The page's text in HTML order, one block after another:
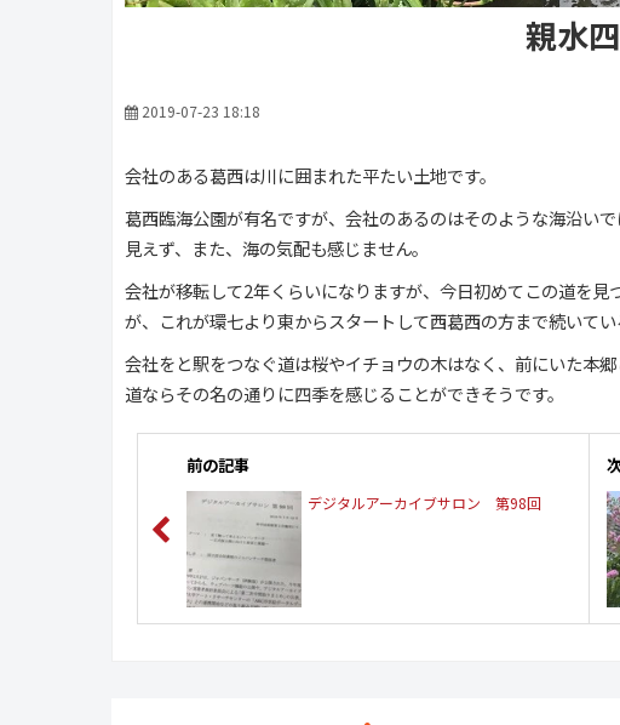
親水
2019-07-23 18:18
会社のある葛西は川に囲まれた平たい土地です。
葛西臨海公園が有名ですが、会社のあるのはそのような海沿い
見えず、また、海の気配も感じません。
会社が移転して2年くらいになりますが、今日初めてこの道を
が、これが環七より東からスタートして西葛西の方まで続いてい
会社をと駅をつなぐ道は桜やイチョウの木はなく、前にいた本
道ならその名の通りに四季を感じることができそうです。
前の記事
デジタルアーカイブサロン 第98回